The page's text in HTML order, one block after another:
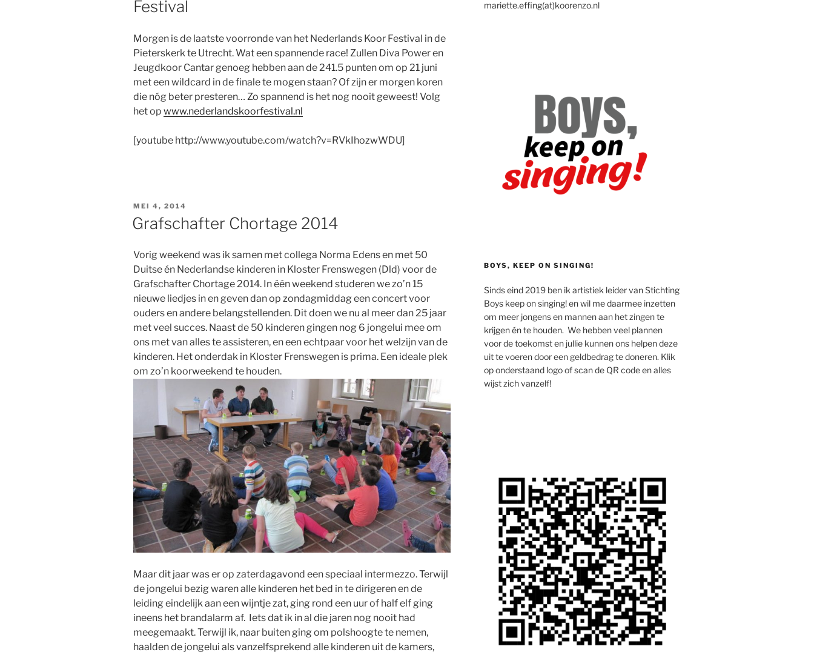
Festival
Morgen is de laatste voorronde van het Nederlands Koor Festival in de
Pieterskerk te Utrecht. Wat een spannende race! Zullen Diva Power en
Jeugdkoor Cantar genoeg hebben aan de 241.5 punten om op 21 juni
met een wildcard in de finale te mogen staan? Of zijn er morgen koren
die nóg beter presteren… Zo spannend is het nog nooit geweest! Volg
het op www.nederlandskoorfestival.nl
[youtube http://www.youtube.com/watch?v=RVkIhozwWDU]
GEPLAATST
MEI 4, 2014
Grafschafter Chortage 2014
Vorig weekend was ik samen met collega Norma Edens en met 50
Duitse én Nederlandse kinderen in Kloster Frenswegen (Dld) voor de
Grafschafter Chortage 2014. In één weekend studeren we zo’n 15
nieuwe liedjes in en geven dan op zondagmiddag een concert voor
ouders en andere belangstellenden. Dit doen we nu al meer dan 25 jaar
met veel succes. Naast de 50 kinderen gingen nog 6 jongelui mee om
ons met van alles te assisteren, en een echtpaar voor het welzijn van de
kinderen. Het onderdak in Kloster Frenswegen is prima. Een ideale plek
om zo’n koorweekend te houden.
Maar dit jaar was er op zaterdagavond een speciaal intermezzo. Terwijl
de jongelui bezig waren alle kinderen het bed in te dirigeren en de
leiding eindelijk aan een wijntje zat, ging rond een uur of half elf ging
ineens het brandalarm af. Iets dat ik in al die jaren nog nooit had
meegemaakt. Terwijl ik, naar buiten ging om polshoogte te nemen,
haalden de jongelui als vanzelfsprekend alle kinderen uit de kamers,
mariette.effing(at)koorenzo.nl
BOYS, KEEP ON SINGING!
Sinds eind 2019 ben ik artistiek leider van Stichting
Boys keep on singing! en wil me daarmee inzetten
om meer jongens en mannen aan het zingen te
krijgen én te houden. We hebben veel plannen
voor de toekomst en jullie kunnen ons helpen deze
uit te voeren door een geldbedrag te doneren. Klik
op onderstaand logo of scan de QR code en alles
wijst zich vanzelf!